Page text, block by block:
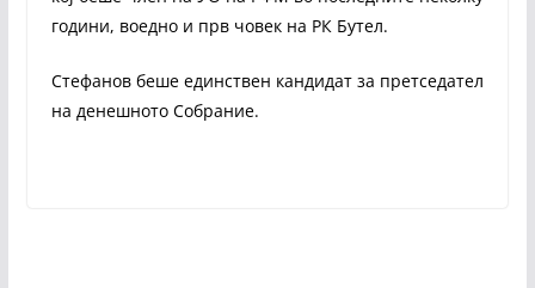
години, воедно и прв човек на РК Бутел.
Стефанов беше единствен кандидат за претседател
на денешното Собрание.